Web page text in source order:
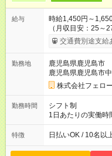
給与
時給1,450円～
（月収目安：25～27万円） ◎安定した給与で
タイムで勤務いた
す。シフトが削ら
たいという人もい
ので、お気軽にご相談ください！
す。その間の給与・待遇
用期間あり 試用期
と同じです。
交通費別途支給
勤務地
鹿児島県鹿児島市
鹿児島県鹿児島市
株式会社フェロ
勤務時間
シフト制
1日あたりの実働時
(1) 10:00～19:00
いずれも実働8時間
たい」などあれば
特徴 日払いOK / 10名以